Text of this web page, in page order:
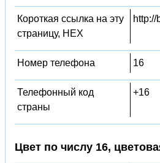
Короткая ссылка на эту
страницу, HEX
Номер телефона 16
Телефонный код
страны
+16
Цвет по числу 16,